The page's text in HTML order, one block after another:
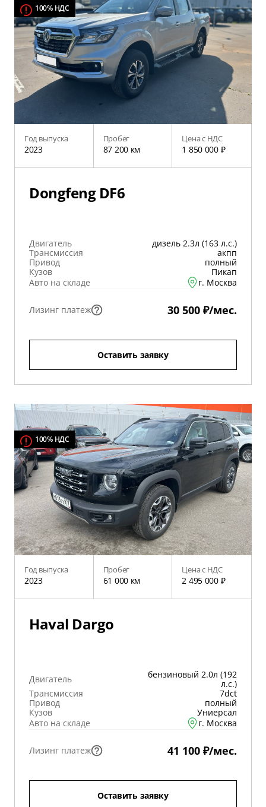
100% НДС
Год выпуска
2023
Пробег
87 200 км
Цена с НДС
1 850 000 ₽
Dongfeng DF6
Двигатель
дизель 2.3л (163 л.с.)
Трансмиссия
акпп
Привод
полный
Кузов
Пикап
Авто на складе
г. Москва
Лизинг платеж 30 500 ₽/мес.
Оставить заявку
100% НДС
Год выпуска
2023
Пробег
61 000 км
Цена с НДС
2 495 000 ₽
Haval Dargo
Двигатель
бензиновый 2.0л (192
л.с.)
Трансмиссия
7dct
Привод
полный
Кузов
Униерсал
Авто на складе
г. Москва
Лизинг платеж 41 100 ₽/мес.
Оставить заявку